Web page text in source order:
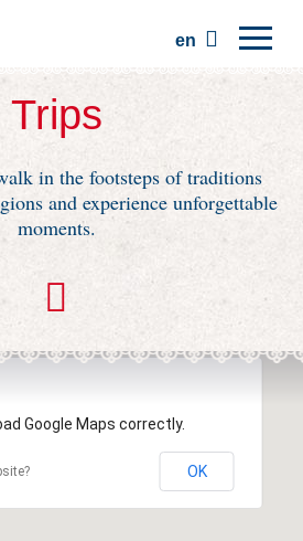
en
Trips
in the footsteps of traditions
and experience unforgettable
moments.
Google Maps correctly.
OK